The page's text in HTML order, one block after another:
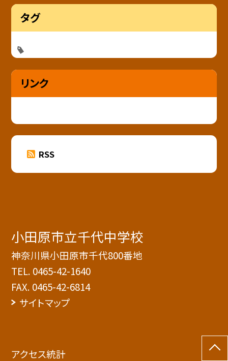
タグ
リンク
RSS
小田原市立千代中学校
神奈川県小田原市千代800番地
TEL. 0465-42-1640
FAX. 0465-42-6814
サイトマップ
アクセス統計